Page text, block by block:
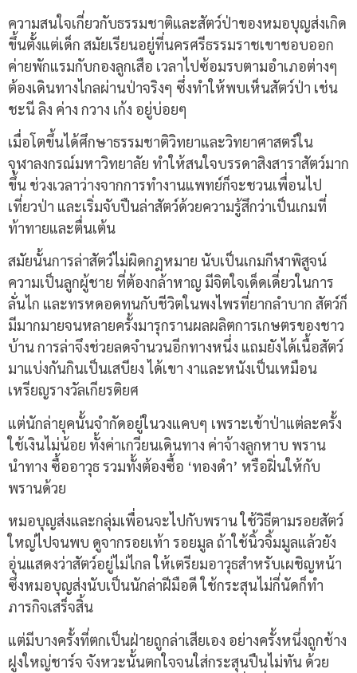
ความสนใจเกี่ยวกับธรรมชาติและสัตว์ป่าของหมอบุญส่งเกิด
ขึ้นตั้งแต่เด็ก สมัยเรียนอยู่ที่นครศรีธรรมราชเขาชอบออก
ค่ายพักแรมกับกองลูกเสือ เวลาไปซ้อมรบตามอำเภอต่างๆ
ต้องเดินทางไกลผ่านป่าจริงๆ ซึ่งทำให้พบเห็นสัตว์ป่า เช่น
ชะนี ลิง ค่าง กวาง เก้ง อยู่บ่อยๆ
เมื่อโตขึ้นได้ศึกษาธรรมชาติวิทยาและวิทยาศาสตร์ใน
จุฬาลงกรณ์มหาวิทยาลัย ทำให้สนใจบรรดาสิงสาราสัตว์มาก
ขึ้น ช่วงเวลาว่างจากการทำงานแพทย์ก็จะชวนเพื่อนไป
เที่ยวป่า และเริ่มจับปืนล่าสัตว์ด้วยความรู้สึกว่าเป็นเกมที่
ท้าทายและตื่นเต้น
สมัยนั้นการล่าสัตว์ไม่ผิดกฎหมาย นับเป็นเกมกีฬาพิสูจน์
ความเป็นลูกผู้ชาย ที่ต้องกล้าหาญ มีจิตใจเด็ดเดี่ยวในการ
ลั่นไก และทรหดอดทนกับชีวิตในพงไพรที่ยากลำบาก สัตว์ก็
มีมากมายจนหลายครั้งมารุกรานผลผลิตการเกษตรของชาว
บ้าน การล่าจึงช่วยลดจำนวนอีกทางหนึ่ง แถมยังได้เนื้อสัตว์
มาแบ่งกันกินเป็นเสบียง ได้เขา งาและหนังเป็นเหมือน
เหรียญรางวัลเกียรติยศ
แต่นักล่ายุคนั้นจำกัดอยู่ในวงแคบๆ เพราะเข้าป่าแต่ละครั้ง
ใช้เงินไม่น้อย ทั้งค่าเกวียนเดินทาง ค่าจ้างลูกหาบ พราน
นำทาง ซื้ออาวุธ รวมทั้งต้องซื้อ ‘ทองดำ’ หรือฝิ่นให้กับ
พรานด้วย
หมอบุญส่งและกลุ่มเพื่อนจะไปกับพราน ใช้วิธีตามรอยสัตว์
ใหญ่ไปจนพบ ดูจากรอยเท้า รอยมูล ถ้าใช้นิ้วจิ้มมูลแล้วยัง
อุ่นแสดงว่าสัตว์อยู่ไม่ไกล ให้เตรียมอาวุธสำหรับเผชิญหน้า
ซึ่งหมอบุญส่งนับเป็นนักล่าฝีมือดี ใช้กระสุนไม่กี่นัดก็ทำ
ภารกิจเสร็จสิ้น
แต่มีบางครั้งที่ตกเป็นฝ่ายถูกล่าเสียเอง อย่างครั้งหนึ่งถูกช้าง
ฝูงใหญ่ชาร์จ จังหวะนั้นตกใจจนใส่กระสุนปืนไม่ทัน ด้วย